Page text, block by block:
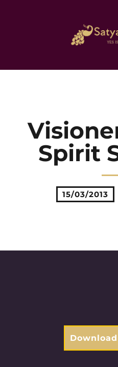
Spirit
15/03/2013